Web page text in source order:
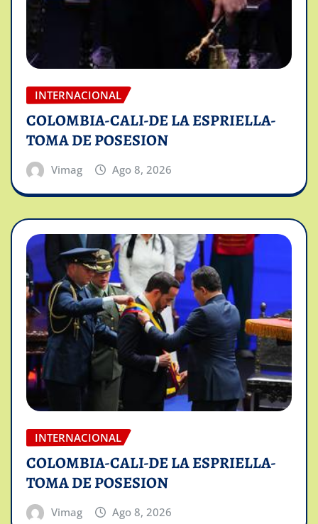
INTERNACIONAL
COLOMBIA-CALI-DE LA ESPRIELLA-
TOMA DE POSESION
Vimag Ago 8, 2026
INTERNACIONAL
COLOMBIA-CALI-DE LA ESPRIELLA-
TOMA DE POSESION
Vimag Ago 8, 2026